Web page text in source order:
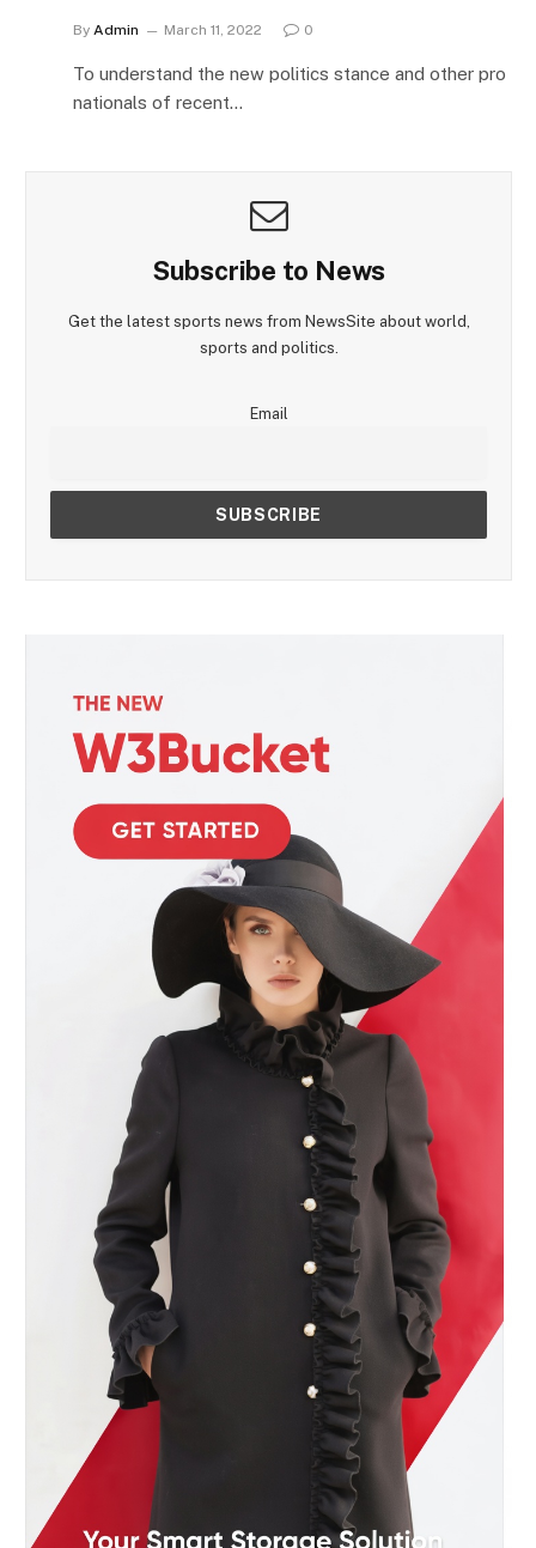
By Admin March 11, 2022 0
To understand the new politics stance and other pro
nationals of recent…
Subscribe to News
Get the latest sports news from NewsSite about world,
sports and politics.
Email